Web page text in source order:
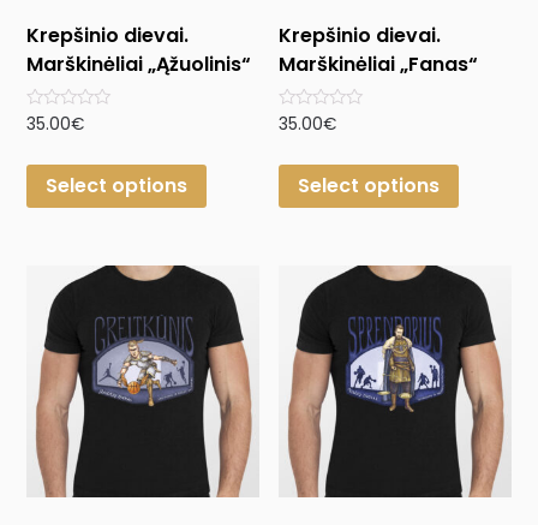
Krepšinio dievai.
Marškinėliai „Ąžuolinis“
Rated
of
35.00€
Select options
Krepšinio dievai.
Marškinėliai „Fanas“
Rated
of
35.00€
Select options